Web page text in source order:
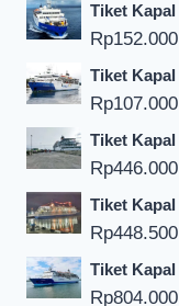
Tiket
Rp152.000
Tiket
Rp107.000
Tiket
Rp446.000
Tiket
Rp448.500
Tiket
Rp804.000